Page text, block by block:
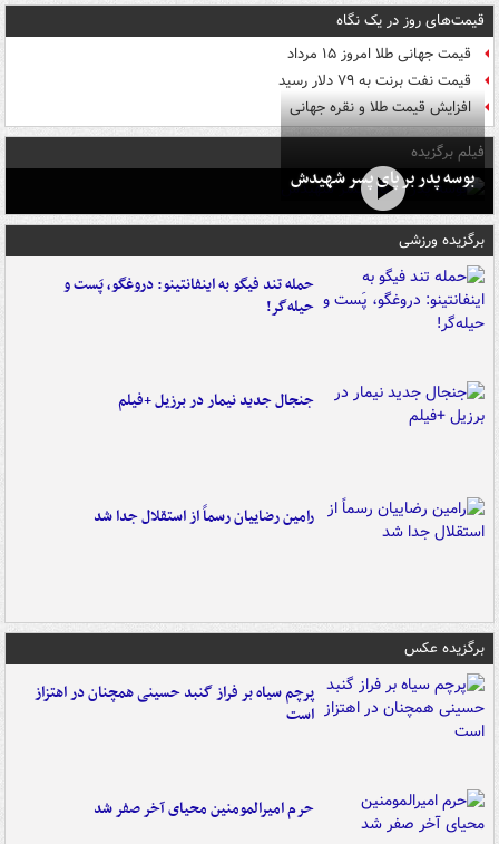
قیمت‌های روز در یک نگاه
قیمت جهانی طلا امروز ۱۵ مرداد
قیمت نفت برنت به ۷۹ دلار رسید
افزایش قیمت طلا و نقره جهانی
فیلم برگزیده
بوسه‌ پدر بر پای پسر شهیدش
برگزیده ورزشی
حمله تند فیگو به اینفانتینو: دروغگو، پَست‌ و
حیله‌گر!
جنجال جدید نیمار در برزیل +فیلم
رامین رضاییان رسماً از استقلال جدا شد
برگزیده عکس
پرچم سیاه بر فراز گنبد حسینی همچنان در اهتزاز
است
حرم امیرالمومنین محیای آخر صفر شد